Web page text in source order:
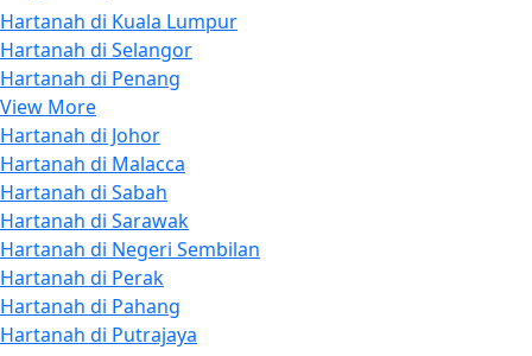
Hartanah di Kuala Lumpur
Hartanah di Selangor
Hartanah di Penang
View More
Hartanah di Johor
Hartanah di Malacca
Hartanah di Sabah
Hartanah di Sarawak
Hartanah di Negeri Sembilan
Hartanah di Perak
Hartanah di Pahang
Hartanah di Putrajaya